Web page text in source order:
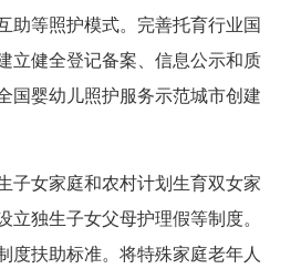
助等照护模式。完善托育行业国
立健全登记备案、信息公示和质
国婴幼儿照护服务示范城市创建
子女家庭和农村计划生育双女家
独生子女父母护理假等制度。
度扶助标准。将特殊家庭老年人